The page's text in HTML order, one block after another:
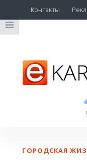
Контакты
ГОРОДСКАЯ